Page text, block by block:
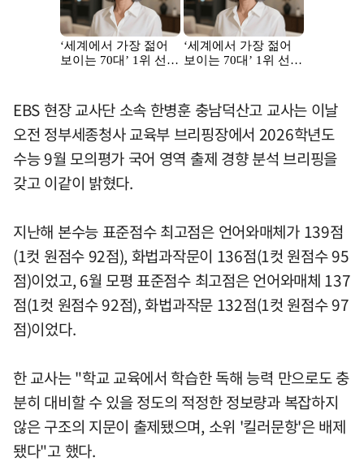
EBS 현장 교사단 소속 한병훈 충남덕산고 교사는 이날
오전 정부세종청사 교육부 브리핑장에서 2026학년도
수능 9월 모의평가 국어 영역 출제 경향 분석 브리핑을
갖고 이같이 밝혔다.
지난해 본수능 표준점수 최고점은 언어와매체가 139점
(1컷 원점수 92점), 화법과작문이 136점(1컷 원점수 95
점)이었고, 6월 모평 표준점수 최고점은 언어와매체 137
점(1컷 원점수 92점), 화법과작문 132점(1컷 원점수 97
점)이었다.
한 교사는 "학교 교육에서 학습한 독해 능력 만으로도 충
분히 대비할 수 있을 정도의 적정한 정보량과 복잡하지
않은 구조의 지문이 출제됐으며, 소위 '킬러문항'은 배제
됐다"고 했다.